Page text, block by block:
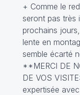
+ Comme le
seront pas très
prochains
lente en
semble écarté
**MERCI DE
DE VOS
expertisée